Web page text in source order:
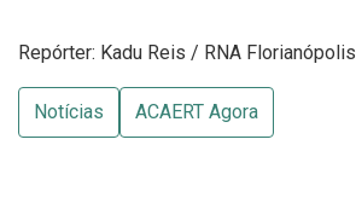
Repórter: Kadu Reis / RNA Florianópolis
Notícias ACAERT Agora